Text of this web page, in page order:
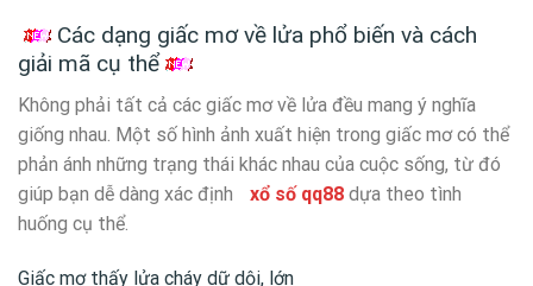
Các dạng giấc mơ về lửa phổ biến và cách
giải mã cụ thể
Không phải tất cả các giấc mơ về lửa đều mang ý nghĩa
giống nhau. Một số hình ảnh xuất hiện trong giấc mơ có thể
phản ánh những trạng thái khác nhau của cuộc sống, từ đó
giúp bạn dễ dàng xác định
xổ số qq88 dựa theo tình
huống cụ thể.
Giấc mơ thấy lửa cháy dữ dội, lớn